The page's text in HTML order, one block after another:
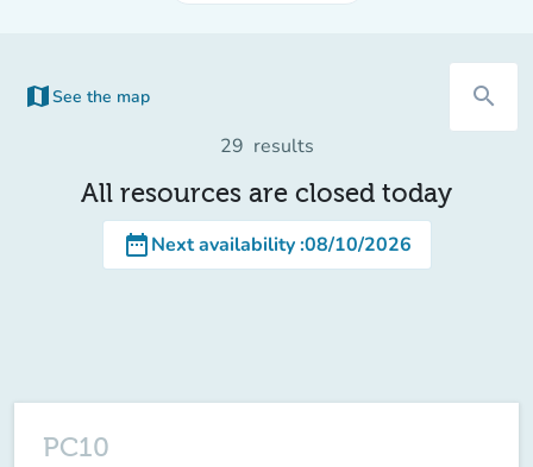
map See the map
(new tab) search
29 results
All resources are closed today
date_rangeNext availability:08/10/2026
PC10